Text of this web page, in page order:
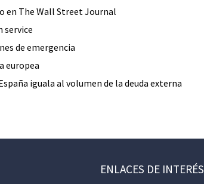
en The Wall Street Journal
service
de emergencia
europea
iguala al volumen de la deuda externa
ENLACES DE INTERÉS